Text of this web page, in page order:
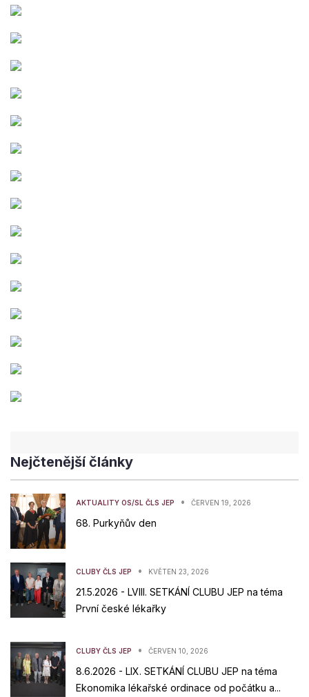
Nejčtenější články
AKTUALITY OS/SL ČLS JEP • ČERVEN 19, 2026
68. Purkyňův den
CLUBY ČLS JEP • KVĚTEN 23, 2026
21.5.2026 - LVIII. SETKÁNÍ CLUBU JEP na téma
První české lékařky
CLUBY ČLS JEP • ČERVEN 10, 2026
8.6.2026 - LIX. SETKÁNÍ CLUBU JEP na téma
Ekonomika lékařské ordinace od počátku a...